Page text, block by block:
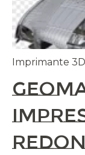
Imprimante 3D